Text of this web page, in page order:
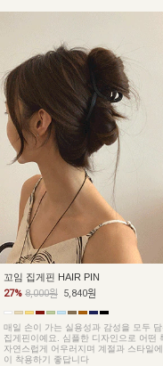
꼬임 집게핀 HAIR PIN
27% 8,000원 5,840원
매일 손이 가는 실용성과 감성을 모두
집게핀이예요. 심플한 디자인으로 어떤
자연스럽게 어우러지며 계절과 스타일
이 착용하기 좋답니다